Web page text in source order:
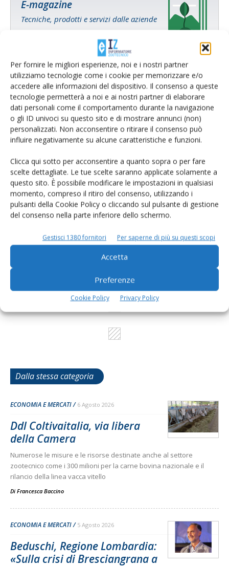
Per fornire le migliori esperienze, noi e i nostri partner
utilizziamo tecnologie come i cookie per memorizzare e/o
accedere alle informazioni del dispositivo. Il consenso a queste
tecnologie permetterà a noi e ai nostri partner di elaborare
dati personali come il comportamento durante la navigazione
o gli ID univoci su questo sito e di mostrare annunci (non)
personalizzati. Non acconsentire o ritirare il consenso può
influire negativamente su alcune caratteristiche e funzioni.
Clicca qui sotto per acconsentire a quanto sopra o per fare
scelte dettagliate. Le tue scelte saranno applicate solamente a
questo sito. È possibile modificare le impostazioni in qualsiasi
momento, compreso il ritiro del consenso, utilizzando i
pulsanti della Cookie Policy o cliccando sul pulsante di gestione
del consenso nella parte inferiore dello schermo.
Gestisci 1380 fornitori Per saperne di più su questi scopi
Accetta
Preferenze
Cookie Policy Privacy Policy
E-magazine
Tecniche, prodotti e servizi dalle aziende
Catalogo Aziende e Prodotti
Un modo semplice per cercare un'azienda o un
prodotto!
Cerca adesso
L'Esperto risponde
I consigli di Terra e Vita agli agricoltori
Cerca adesso
Dalla stessa categoria
ECONOMIA E MERCATI 6 Agosto 2026
Ddl Coltivaitalia, via libera
della Camera
Numerose le misure e le risorse destinate anche al settore
zootecnico come i 300 milioni per la carne bovina nazionale e il
rilancio della linea vacca vitello
Di Francesca Baccino
ECONOMIA E MERCATI 5 Agosto 2026
Beduschi, Regione Lombardia:
«Sulla crisi di Bresciangrana a